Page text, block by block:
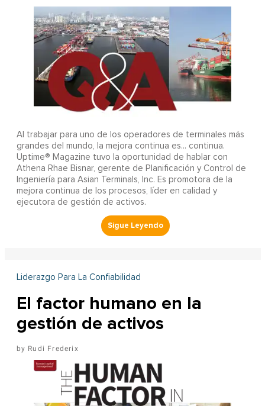
Al trabajar para uno de los operadores de terminales más
grandes del mundo, la mejora continua es... continua.
Uptime® Magazine tuvo la oportunidad de hablar con
Athena Rhae Bisnar, gerente de Planificación y Control de
Ingeniería para Asian Terminals, Inc. Es promotora de la
mejora continua de los procesos, líder en calidad y
ejecutora de gestión de activos.
Liderazgo Para La Confiabilidad
El factor humano en la
gestión de activos
Rudi Frederix